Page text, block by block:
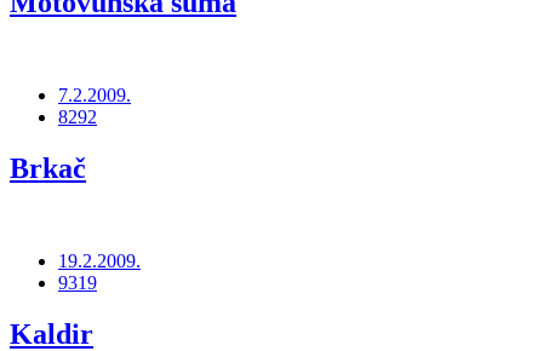
7.2.2009.
8292
Brkač
19.2.2009.
9319
Kaldir